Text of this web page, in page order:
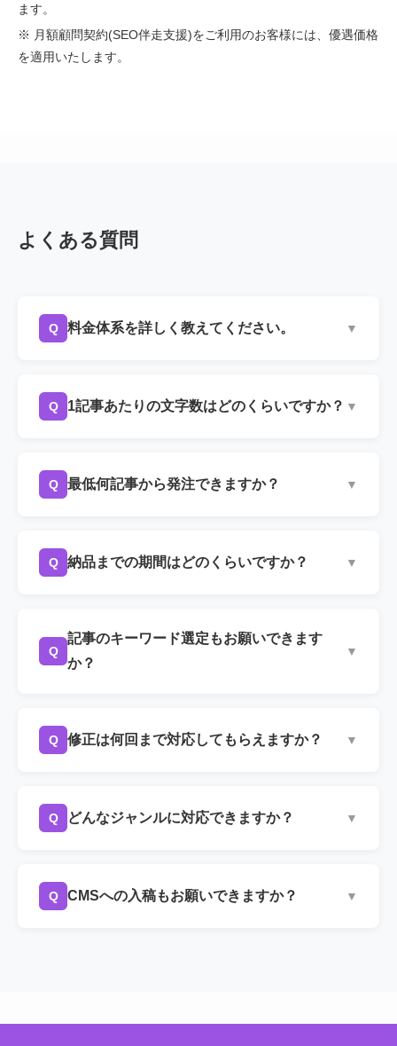
ます。
※ 月額顧問契約(SEO伴走支援)をご利用のお客様には、優遇価格
を適用いたします。
よくある質問
Q 料金体系を詳しく教えてください。 ▼
す。文字数・料金はキーワードの競合状況やジ
い。
Q 1記事あたりの文字数はどのくらいですか？ ▼
な文字数をご提案します。一般的には3,000〜
Q 最低何記事から発注できますか？ ▼
1記事から」というご要望にも対応しておりま
Q 納品までの期間はどのくらいですか？ ▼
記事数やボリュームによって変動しますので、
スケジュールはご相談ください。
Q
記事のキーワード選定もお願いできます
か？
▼
で一貫して対応いたします。「どんなキーワー
Q 修正は何回まで対応してもらえますか？ ▼
案の段階でしっかりと方向性を確認するため、
Q どんなジャンルに対応できますか？ ▼
です。専門性が高いジャンルの場合は、そのジ
Q CMSへの入稿もお願いできますか？ ▼